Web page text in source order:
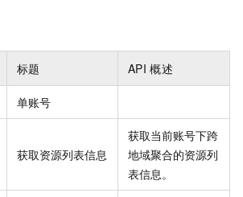
标题 API 概述
单账号
获取资源列表信息
获取当前账号下跨
地域聚合的资源列
表信息。